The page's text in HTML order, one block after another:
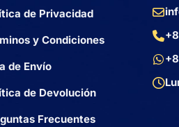
de Privacidad
y Condiciones
de Envío
de Devolución
Frecuentes